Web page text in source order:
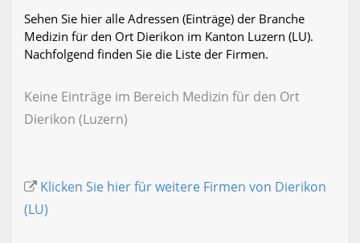
Sehen Sie hier alle Adressen (Einträge) der Branche
Medizin für den Ort Dierikon im Kanton Luzern (LU).
Nachfolgend finden Sie die Liste der Firmen.
Keine Einträge im Bereich Medizin für den Ort
Dierikon (Luzern)
Klicken Sie hier für weitere Firmen von Dierikon
(LU)